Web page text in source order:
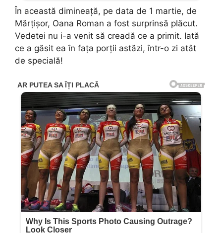
În această dimineață, pe data de 1 martie, de
Mărțișor, Oana Roman a fost surprinsă plăcut.
Vedetei nu i-a venit să creadă ce a primit. Iată
ce a găsit ea în fața porții astăzi, într-o zi atât
de specială!